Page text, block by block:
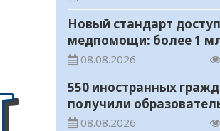
Новый стандарт
медпомощи: более 1
казахстанцев получили
телемедицинские
08.08.2026
550 иностранных
получили
гранты для обучения в
08.08.2026